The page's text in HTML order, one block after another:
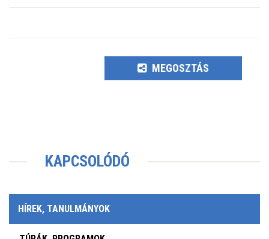
MEGOSZTÁS
KAPCSOLÓDÓ
HÍREK, TANULMÁNYOK